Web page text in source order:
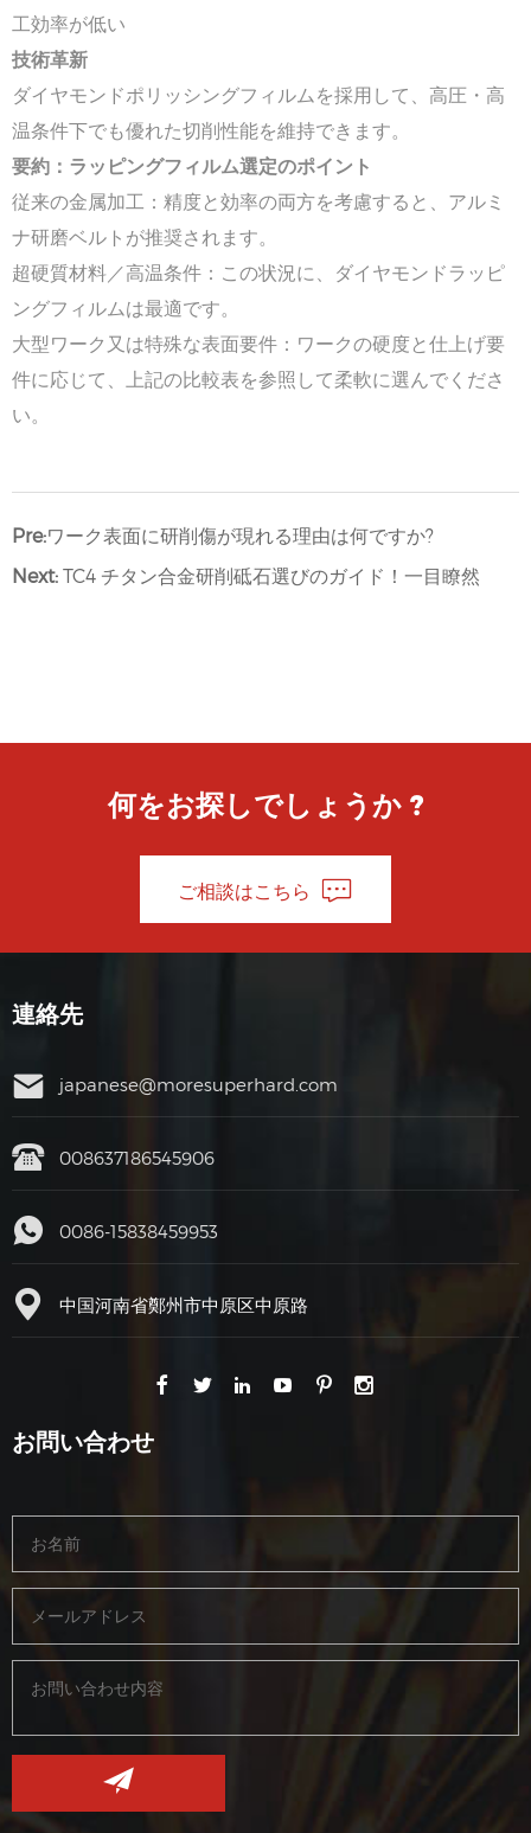
工効率が低い
技術革新
ダイヤモンドポリッシングフィルムを採用して、高圧・高
温条件下でも優れた切削性能を維持できます。
要約： ラッピングフィルム選定のポイント
従来の金属加工：精度と効率の両方を考慮すると、アルミ
ナ研磨ベルトが推奨されます。
超硬質材料／高温条件：この状況に、ダイヤモンドラッピ
ングフィルムは最適です。
大型ワーク又は特殊な表面要件：ワークの硬度と仕上げ要
件に応じて、上記の比較表を参照して柔軟に選んでくださ
い。
Pre:ワーク表面に研削傷が現れる理由は何ですか?
Next: TC4 チタン合金研削砥石選びのガイド！一目瞭然
何をお探しでしょうか ?
ご相談はこちら
連絡先
japanese@moresuperhard.com
008637186545906
0086-15838459953
中国河南省鄭州市中原区中原路
お問い合わせ